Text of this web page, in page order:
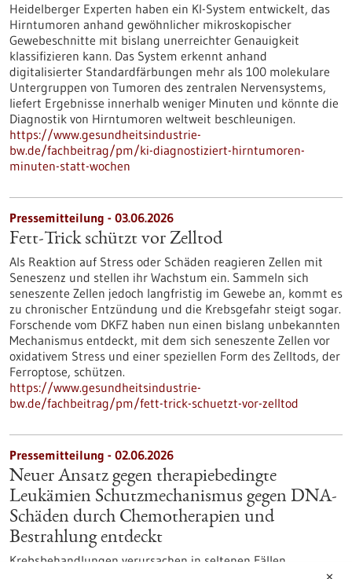
Heidelberger Experten haben ein KI-System entwickelt, das
Hirntumoren anhand gewöhnlicher mikroskopischer
Gewebeschnitte mit bislang unerreichter Genauigkeit
klassifizieren kann. Das System erkennt anhand
digitalisierter Standardfärbungen mehr als 100 molekulare
Untergruppen von Tumoren des zentralen Nervensystems,
liefert Ergebnisse innerhalb weniger Minuten und könnte die
Diagnostik von Hirntumoren weltweit beschleunigen.
https://www.gesundheitsindustrie-
bw.de/fachbeitrag/pm/ki-diagnostiziert-hirntumoren-
minuten-statt-wochen
Pressemitteilung - 03.06.2026
Fett-Trick schützt vor Zelltod
Als Reaktion auf Stress oder Schäden reagieren Zellen mit
Seneszenz und stellen ihr Wachstum ein. Sammeln sich
seneszente Zellen jedoch langfristig im Gewebe an, kommt es
zu chronischer Entzündung und die Krebsgefahr steigt sogar.
Forschende vom DKFZ haben nun einen bislang unbekannten
Mechanismus entdeckt, mit dem sich seneszente Zellen vor
oxidativem Stress und einer speziellen Form des Zelltods, der
Ferroptose, schützen.
https://www.gesundheitsindustrie-
bw.de/fachbeitrag/pm/fett-trick-schuetzt-vor-zelltod
Pressemitteilung - 02.06.2026
Neuer Ansatz gegen therapiebedingte
Leukämien Schutzmechanismus gegen DNA-
Schäden durch Chemotherapien und
Bestrahlung entdeckt
Krebsbehandlungen verursachen in seltenen Fällen